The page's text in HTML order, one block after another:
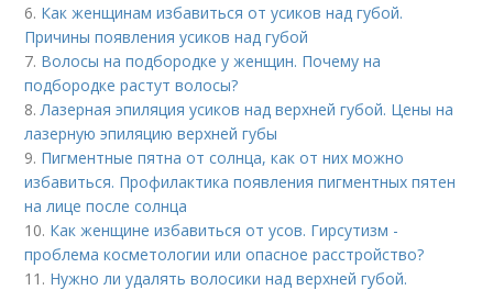
6. Как женщинам избавиться от усиков над губой.
Причины появления усиков над губой
7. Волосы на подбородке у женщин. Почему на
подбородке растут волосы?
8.Лазерная эпиляция усиков над верхней губой. Цены на
лазерную эпиляцию верхней губы
9. Пигментные пятна от солнца, как от них можно
избавиться. Профилактика появления пигментных пятен
на лице после солнца
10. Как женщине избавиться от усов. Гирсутизм -
проблема косметологии или опасное расстройство?
11. Нужно ли удалять волосики над верхней губой.